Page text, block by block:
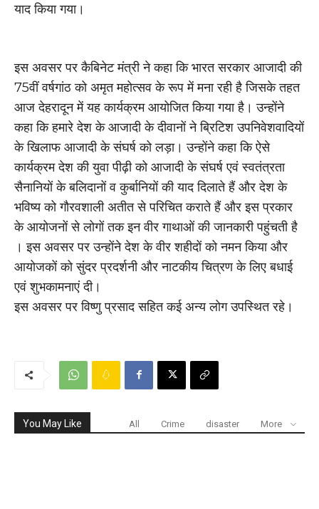
याद किया गया।
इस अवसर पर कैबिनेट मंत्री ने कहा कि भारत सरकार आजादी की
75वीं वर्षगांठ को अमृत महोत्सव के रूप में मना रही है जिसके तहत
आज देहरादून में यह कार्यक्रम आयोजित किया गया है। उन्होंने
कहा कि हमारे देश के आजादी के दीवानों ने ब्रिटिश उपनिवेशवादियों
के खिलाफ आजादी के संघर्ष को लड़ा। उन्होंने कहा कि ऐसे
कार्यक्रम देश की युवा पीढ़ी को आजादी के संघर्ष एवं स्वतंत्रता
सैनानियों के बलिदानों व कुर्बानियों की याद दिलाते हैं और देश के
भविष्य को गौरवशाली अतीत से परिचित कराते हैं और इस प्रकार
के आयोजनों से लोगों तक इन वीर गाथाओं की जानकारी पहुंचती है
। इस अवसर पर उन्होंने देश के वीर शहीदों को नमन किया और
आयोजकों को सुंदर प्रदर्शनी और नाटकीय चित्रण के लिए बधाई
एवं शुभकामनाएं दी।
इस अवसर पर विष्णु प्रसाद सहित कई अन्य लोग उपस्थित रहे।
You May Like All Crime disaster More